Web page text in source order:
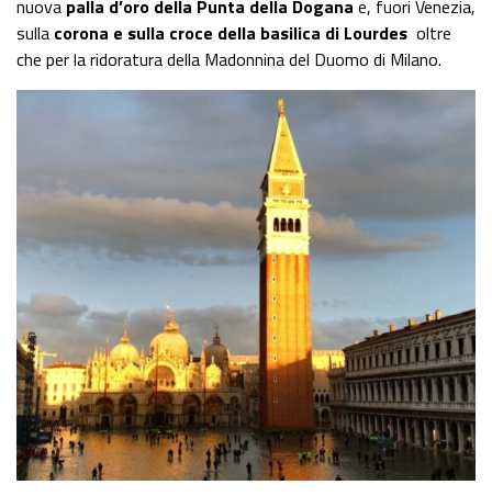
nuova palla d’oro della Punta della Dogana e, fuori Venezia,
sulla corona e sulla croce della basilica di Lourdes oltre
che per la ridoratura della Madonnina del Duomo di Milano.